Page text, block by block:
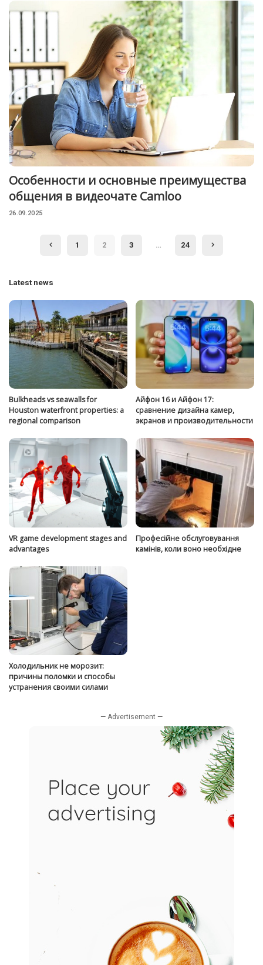
Особенности и основные преимущества
общения в видеочате Camloo
26.09.2025
1 2 3 … 24
Latest news
Bulkheads vs seawalls for
Houston waterfront properties: a
regional comparison
Айфон 16 и Айфон 17:
сравнение дизайна камер,
экранов и производительности
VR game development stages and
advantages
Професійне обслуговування
камінів, коли воно необхідне
Холодильник не морозит:
причины поломки и способы
устранения своими силами
— Advertisement —